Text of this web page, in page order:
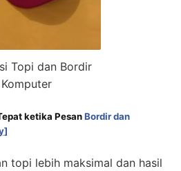
Topi dan Bordir
Komputer
ketika PesanBordir dan
topi lebih maksimal dan hasil